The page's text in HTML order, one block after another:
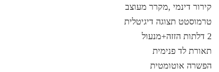
קירור דינמי ,מקרר מעוצב
טרמוסטט תצוגה דיגיטלית
2 דלתות הזזה+מנעול
תאורת לד פנימית
הפשרה אוטומטית